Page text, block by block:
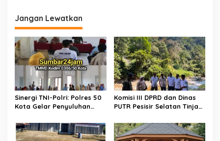
a
s
i
p
o
s
Jangan Lewatkan
Sinergi TNI-Polri: Polres 50
Kota Gelar Penyuluhan
ke-129 Buluh Kasok
Komisi III DPRD dan Dinas
PUTR Pesisir Selatan Tinjau
Muaro Air – Pancung Tebal